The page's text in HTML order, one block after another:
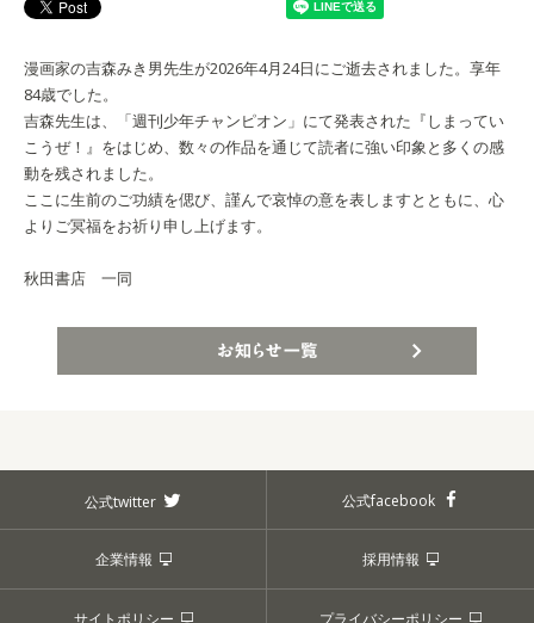
漫画家の吉森みき男先生が2026年4月24日にご逝去されました。享年
84歳でした。
吉森先生は、「週刊少年チャンピオン」にて発表された『しまってい
こうぜ！』をはじめ、数々の作品を通じて読者に強い印象と多くの感
動を残されました。
ここに生前のご功績を偲び、謹んで哀悼の意を表しますとともに、心
よりご冥福をお祈り申し上げます。
秋田書店 一同
公式twitter 公式facebook
企業情報 採用情報
サイトポリシー プライバシーポリシー